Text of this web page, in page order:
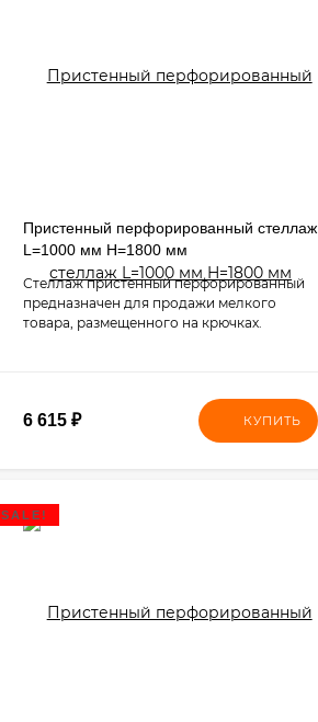
Пристенный перфорированный стеллаж
L=1000 мм H=1800 мм
Стеллаж пристенный перфорированный
предназначен для продажи мелкого
товара, размещенного на крючках.
6 615 ₽ КУПИТЬ
SALE!